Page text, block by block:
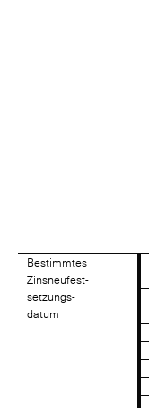
Bestimmtes
Zinsneufest-
setzungs-
datum
Bestimmtes
Zinsneufest-
setzungs-
datum